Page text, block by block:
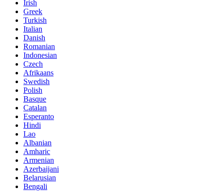
Irish
Greek
Turkish
Italian
Danish
Romanian
Indonesian
Czech
Afrikaans
Swedish
Polish
Basque
Catalan
Esperanto
Hindi
Lao
Albanian
Amharic
Armenian
Azerbaijani
Belarusian
Bengali